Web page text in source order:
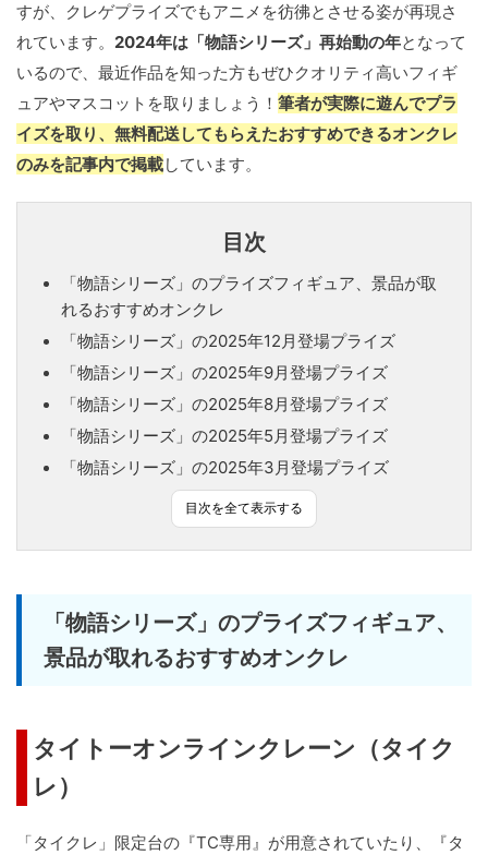
すが、クレゲプライズでもアニメを彷彿とさせる姿が再現さ
れています。 2024年は「物語シリーズ」再始動の年となって
いるので、最近作品を知った方もぜひクオリティ高いフィギ
ュアやマスコットを取りましょう！ 筆者が実際に遊んでプラ
イズを取り、無料配送してもらえたおすすめできるオンクレ
のみを記事内で掲載しています。
目次
「物語シリーズ」のプライズフィギュア、景品が取
れるおすすめオンクレ
「物語シリーズ」の2025年12月登場プライズ
「物語シリーズ」の2025年9月登場プライズ
「物語シリーズ」の2025年8月登場プライズ
「物語シリーズ」の2025年5月登場プライズ
「物語シリーズ」の2025年3月登場プライズ
目次を全て表示する
「物語シリーズ」のプライズフィギュア、
景品が取れるおすすめオンクレ
タイトーオンラインクレーン（タイク
レ）
「タイクレ」限定台の『TC専用』が用意されていたり、『タ